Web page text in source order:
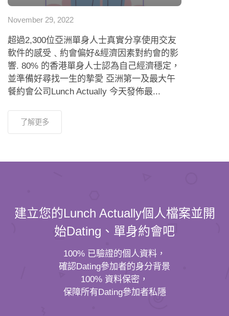
November 29, 2022
超過2,300位亞洲單身人士真實分享使用交友
軟件的感受﹑約會偏好&經濟因素對約會的影
響. 80% 的香港單身人士認為自己經濟穩定，
並準備好尋找一生的摯愛 亞洲第一及最大午
餐約會公司Lunch Actually 今天發佈最...
了解更多
建立您的Lunch Actually個人檔案並開
始Dating、單身約會吧
100% 已驗證的個人資料，
確認Dating參加者的身分背景
100% 資料保密，
保障所有Dating參加者私隱